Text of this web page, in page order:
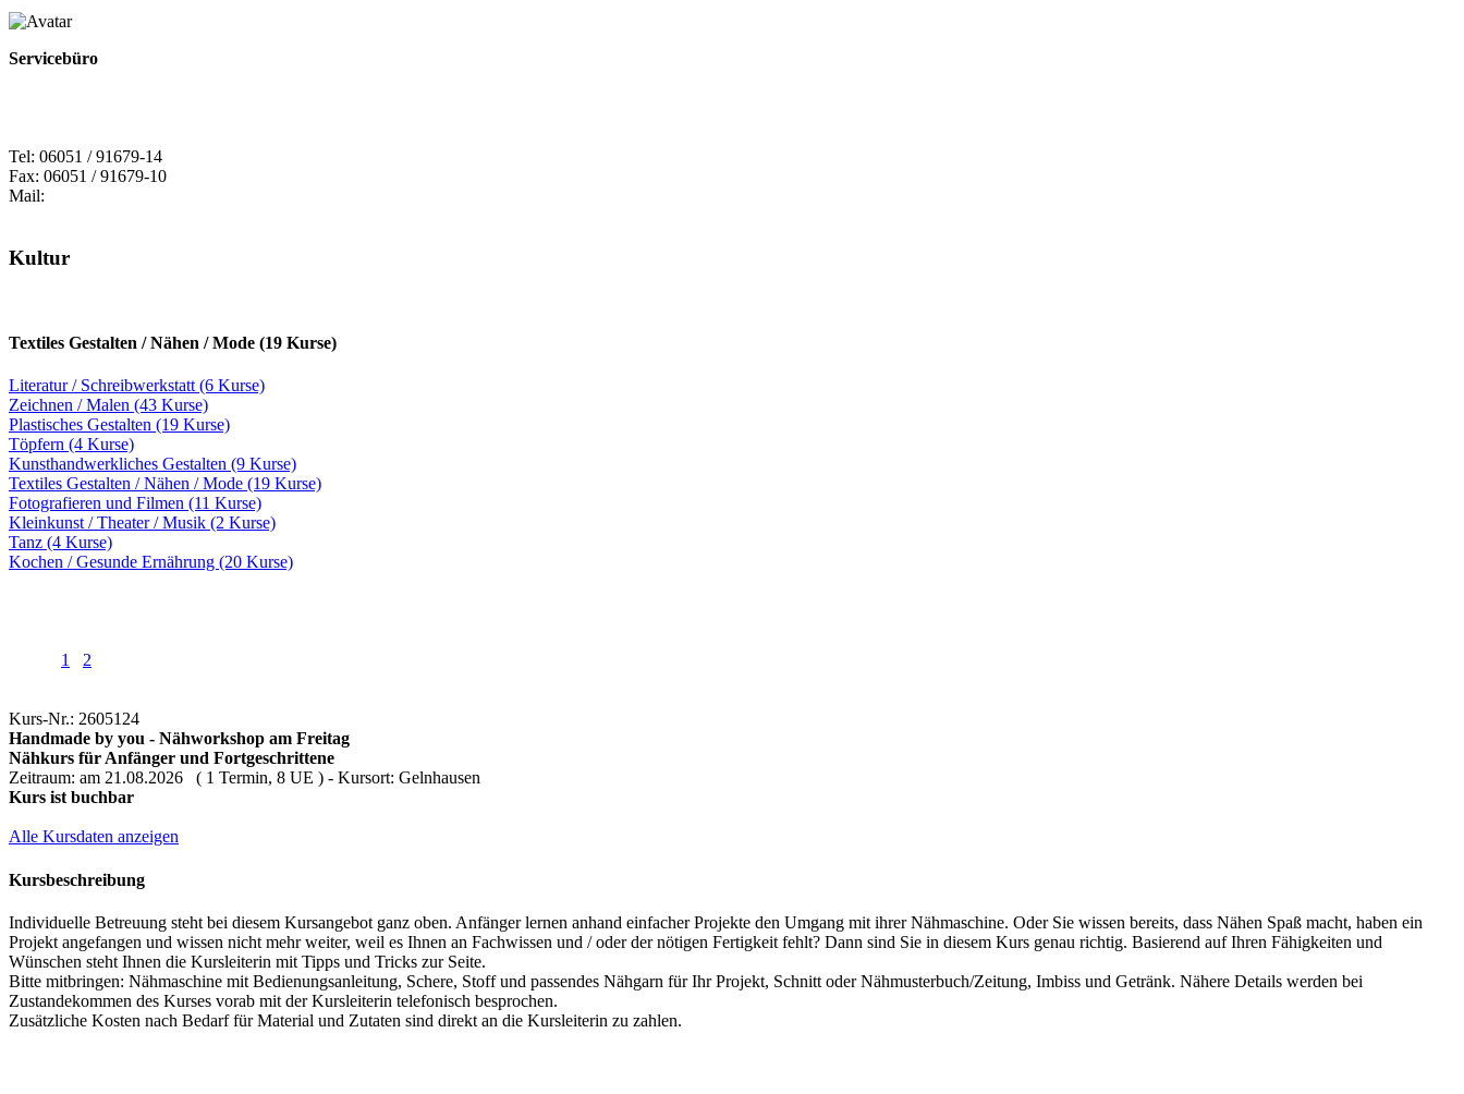
Servicebüro
Tel: 06051 / 91679-14
Fax: 06051 / 91679-10
Mail:
Kultur
Textiles Gestalten / Nähen / Mode (19 Kurse)
Literatur / Schreibwerkstatt (6 Kurse)
Zeichnen / Malen (43 Kurse)
Plastisches Gestalten (19 Kurse)
Töpfern (4 Kurse)
Kunsthandwerkliches Gestalten (9 Kurse)
Textiles Gestalten / Nähen / Mode (19 Kurse)
Fotografieren und Filmen (11 Kurse)
Kleinkunst / Theater / Musik (2 Kurse)
Tanz (4 Kurse)
Kochen / Gesunde Ernährung (20 Kurse)
1 2
Kurs-Nr.: 2605124
Handmade by you - Nähworkshop am Freitag
Nähkurs für Anfänger und Fortgeschrittene
Zeitraum: am 21.08.2026 ( 1 Termin, 8 UE ) - Kursort: Gelnhausen
Kurs ist buchbar
Alle Kursdaten anzeigen
Kursbeschreibung
Individuelle Betreuung steht bei diesem Kursangebot ganz oben. Anfänger lernen anhand einfacher Projekte den Umgang mit ihrer Nähmaschine. Oder Sie wissen bereits, dass Nähen Spaß macht, haben ein
Projekt angefangen und wissen nicht mehr weiter, weil es Ihnen an Fachwissen und / oder der nötigen Fertigkeit fehlt? Dann sind Sie in diesem Kurs genau richtig. Basierend auf Ihren Fähigkeiten und
Wünschen steht Ihnen die Kursleiterin mit Tipps und Tricks zur Seite.
Bitte mitbringen: Nähmaschine mit Bedienungsanleitung, Schere, Stoff und passendes Nähgarn für Ihr Projekt, Schnitt oder Nähmusterbuch/Zeitung, Imbiss und Getränk. Nähere Details werden bei
Zustandekommen des Kurses vorab mit der Kursleiterin telefonisch besprochen.
Zusätzliche Kosten nach Bedarf für Material und Zutaten sind direkt an die Kursleiterin zu zahlen.